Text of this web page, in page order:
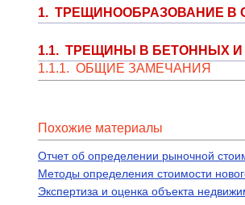
1. ТРЕЩИНООБРАЗОВАНИЕ В
1.1. ТРЕЩИНЫ В БЕТОННЫХ
1.1.1. ОБЩИЕ ЗАМЕЧАНИЯ
Похожие материалы
Отчет об определении рыночной
Методы определения стоимости
Экспертиза и оценка объекта